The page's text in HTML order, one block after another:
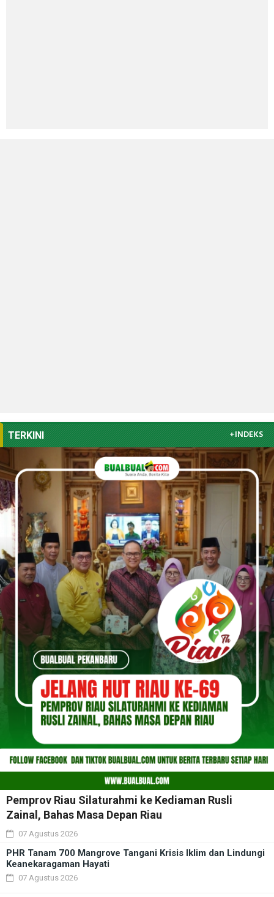
TERKINI +INDEKS
Pemprov Riau Silaturahmi ke Kediaman Rusli
Zainal, Bahas Masa Depan Riau
07 Agustus 2026
PHR Tanam 700 Mangrove Tangani Krisis Iklim dan Lindungi
Keanekaragaman Hayati
07 Agustus 2026